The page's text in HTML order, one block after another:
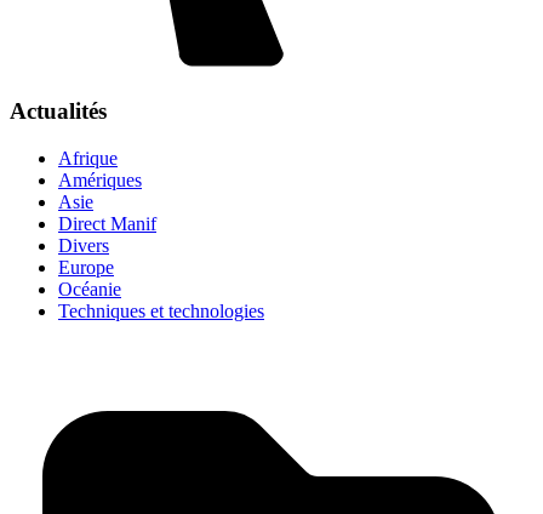
Actualités
Afrique
Amériques
Asie
Direct Manif
Divers
Europe
Océanie
Techniques et technologies